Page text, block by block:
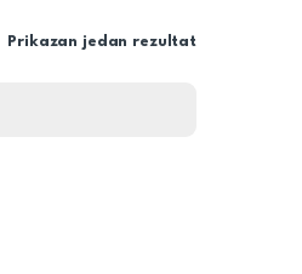
Prikazan jedan rezultat